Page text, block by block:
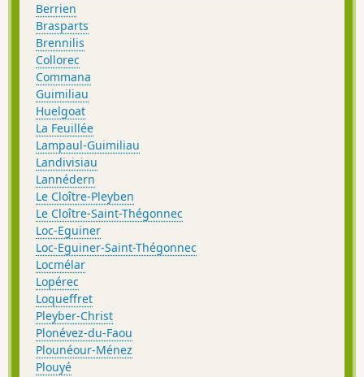
Berrien
Brasparts
Brennilis
Collorec
Commana
Guimiliau
Huelgoat
La Feuillée
Lampaul-Guimiliau
Landivisiau
Lannédern
Le Cloître-Pleyben
Le Cloître-Saint-Thégonnec
Loc-Eguiner
Loc-Eguiner-Saint-Thégonnec
Locmélar
Lopérec
Loqueffret
Pleyber-Christ
Plonévez-du-Faou
Plounéour-Ménez
Plouyé